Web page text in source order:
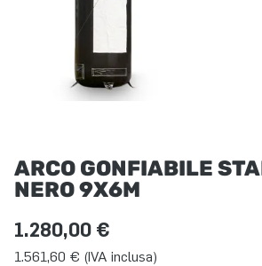
ARCO GONFIABILE
NERO 9X6M
1.280,00 €
1.561,60 € (IVA inclusa)